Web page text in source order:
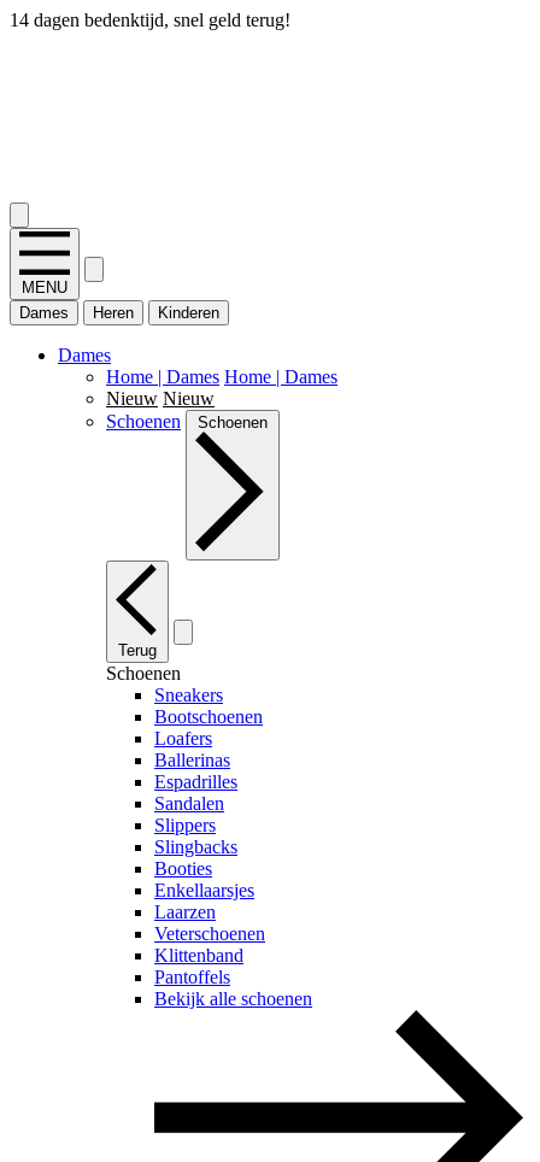
14 dagen bedenktijd, snel geld terug!
MENU
Dames
Heren Kinderen
Dames
Home | Dames Home | Dames
Nieuw Nieuw
Schoenen
Schoenen
Terug
Schoenen
Sneakers
Bootschoenen
Loafers
Ballerinas
Espadrilles
Sandalen
Slippers
Slingbacks
Booties
Enkellaarsjes
Laarzen
Veterschoenen
Klittenband
Pantoffels
Bekijk alle schoenen